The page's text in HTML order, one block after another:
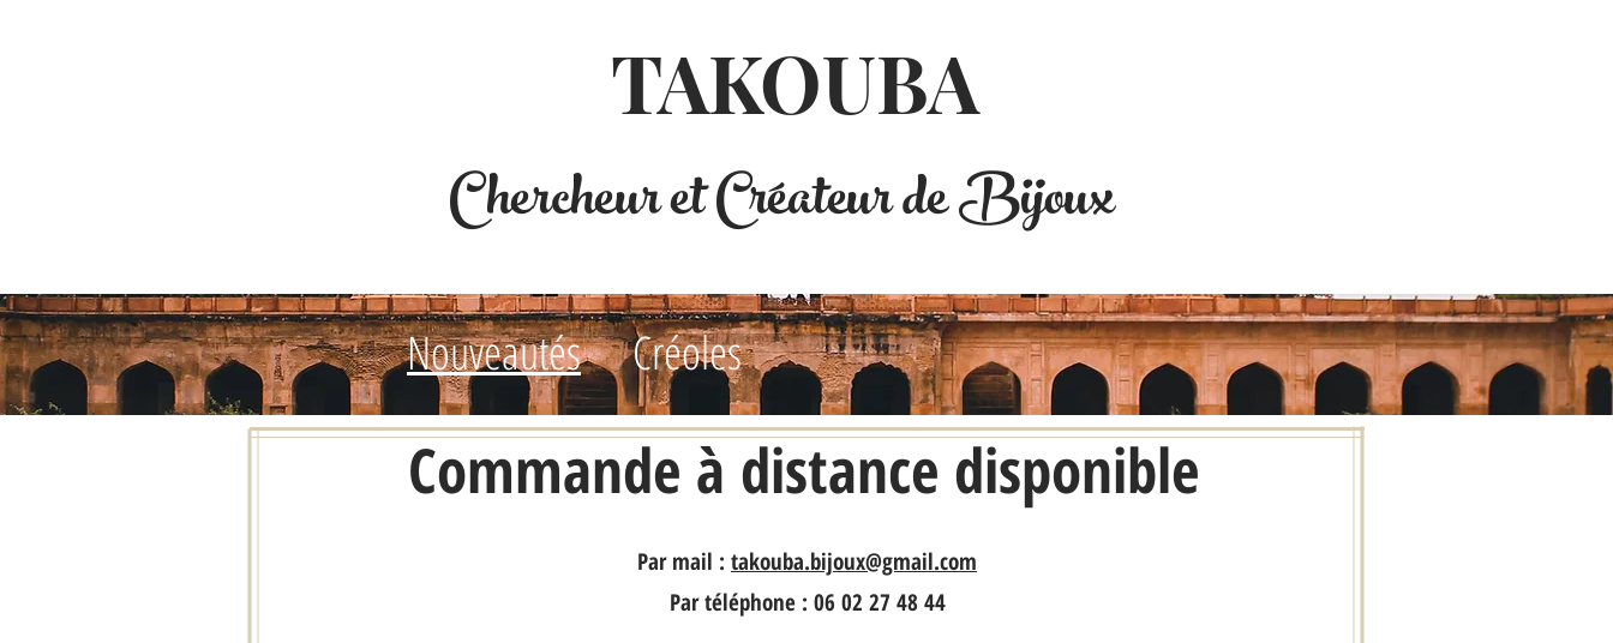
TAKOUBA
Chercheur et Créateur de Bijoux
Nouveautés Créoles
Commande à distance disponible
Par mail : takouba.bijoux@gmail.com
Par téléphone : 06 02 27 48 44